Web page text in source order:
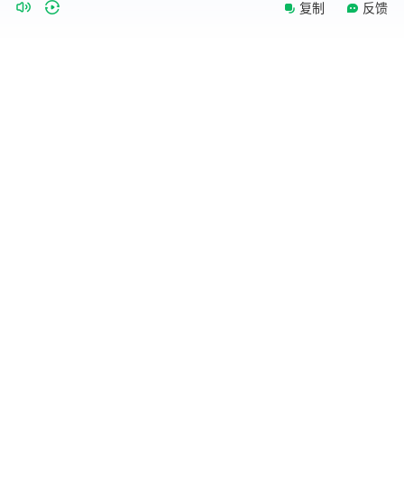
复制 反馈